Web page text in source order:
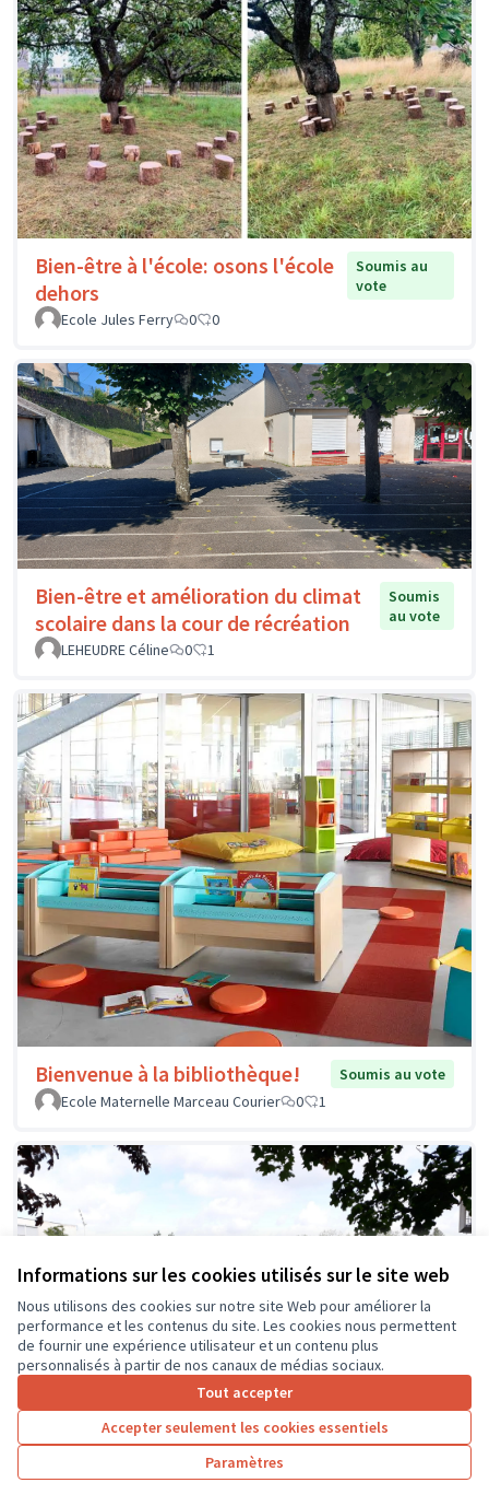
Informations sur les cookies utilisés sur le site web
Nous utilisons des cookies sur notre site Web pour améliorer la
performance et les contenus du site. Les cookies nous permettent
de fournir une expérience utilisateur et un contenu plus
personnalisés à partir de nos canaux de médias sociaux.
Tout accepter
Accepter seulement les cookies essentiels
Paramètres
Bien-être à l'école: osons l'école
dehors
Soumis au
vote
Ecole Jules Ferry
0 0
Bien-être et amélioration du climat
scolaire dans la cour de récréation
Soumis
au vote
LEHEUDRE Céline
0 1
Bienvenue à la bibliothèque!
Soumis au vote
Ecole Maternelle Marceau Courier
0 1